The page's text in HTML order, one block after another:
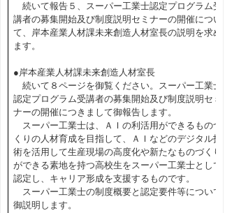
続いて報告５、スーパー工業士認定プログラム受
講者の募集開始及び制度説明セミナーの開催につい
て、岸本産業人材課未来創造人材室長の説明を求め
ます。
●岸本産業人材課未来創造人材室長
続いて８ページを御覧ください。スーパー工業士
認定プログラム受講者の募集開始及び制度説明セミ
ナーの開催につきまして御報告します。
スーパー工業士は、ＡＩの利活用ができるものづ
くりの人材育成を目指して、ＡＩなどのデジタル技
術を活用して生産現場の高度化や新たなものづくり
ができる素地を持つ高校生をスーパー工業士として
認定し、キャリア形成を支援するものです。
スーパー工業士の制度概要と認定要件等について
御説明します。